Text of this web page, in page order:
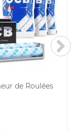
de Roulées